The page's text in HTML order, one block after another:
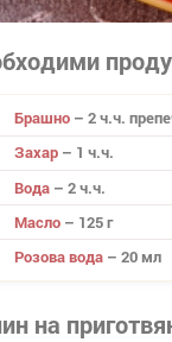
Брашно – 2 ч.ч.
Захар – 1 ч.ч.
Вода – 2 ч.ч.
Масло – 125 г
Розова вода – 20 мл
на